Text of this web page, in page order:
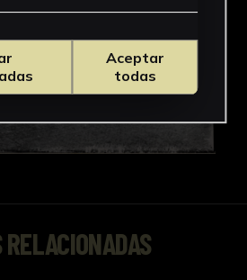
RELACIONADAS
Aceptar
todas